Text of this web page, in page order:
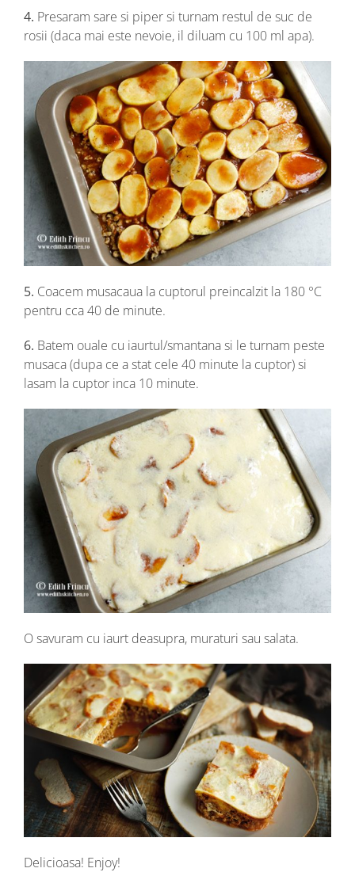
4. Presaram sare si piper si turnam restul de suc de
rosii (daca mai este nevoie, il diluam cu 100 ml apa).
5. Coacem musacaua la cuptorul preincalzit la 180 °C
pentru cca 40 de minute.
6. Batem ouale cu iaurtul/smantana si le turnam peste
musaca (dupa ce a stat cele 40 minute la cuptor) si
lasam la cuptor inca 10 minute.
O savuram cu iaurt deasupra, muraturi sau salata.
Delicioasa! Enjoy!